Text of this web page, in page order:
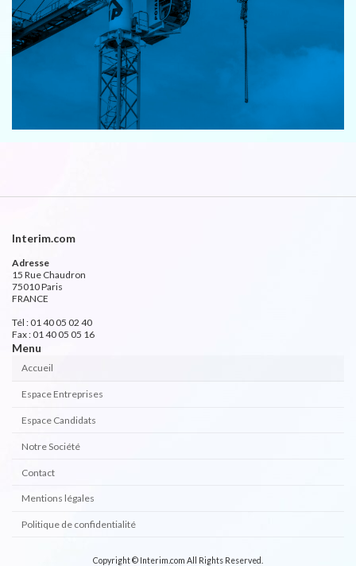
Interim.com
Adresse
15 Rue Chaudron
75010 Paris
FRANCE
Tél : 01 40 05 02 40
Fax : 01 40 05 05 16
Menu
Accueil
Espace Entreprises
Espace Candidats
Notre Société
Contact
Mentions légales
Politique de confidentialité
Copyright © Interim.com All Rights Reserved.